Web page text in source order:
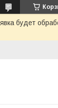
будет